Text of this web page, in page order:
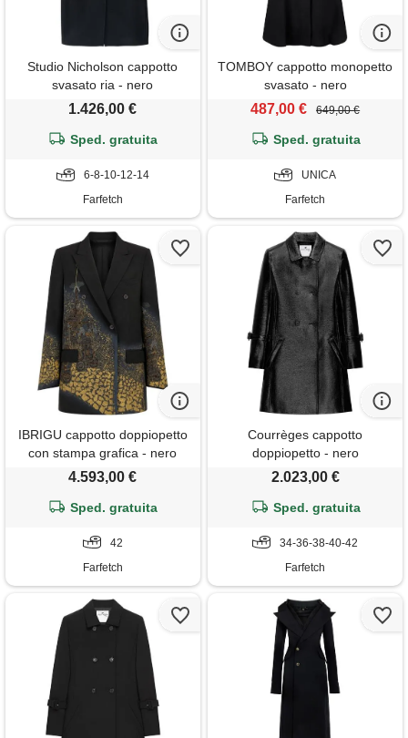
Studio Nicholson cappotto
svasato ria - nero
1.426,00 €
Sped. gratuita
6-8-10-12-14
Farfetch
TOMBOY cappotto monopetto
svasato - nero
487,00 € 649,00 €
Sped. gratuita
UNICA
Farfetch
IBRIGU cappotto doppiopetto
con stampa grafica - nero
4.593,00 €
Sped. gratuita
42
Farfetch
Courrèges cappotto
doppiopetto - nero
2.023,00 €
Sped. gratuita
34-36-38-40-42
Farfetch